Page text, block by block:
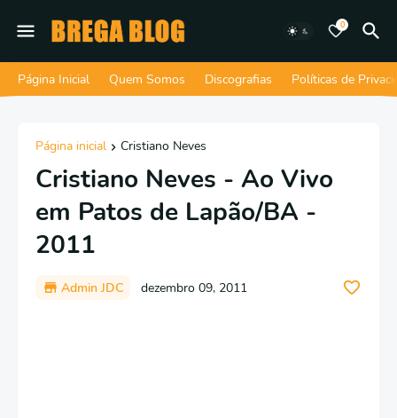
0
Página Inicial Quem Somos Discografias Políticas de
Página inicial Cristiano Neves
Cristiano Neves - Ao Vivo
em Patos de Lapão/BA -
2011
Admin JDC dezembro 09, 2011